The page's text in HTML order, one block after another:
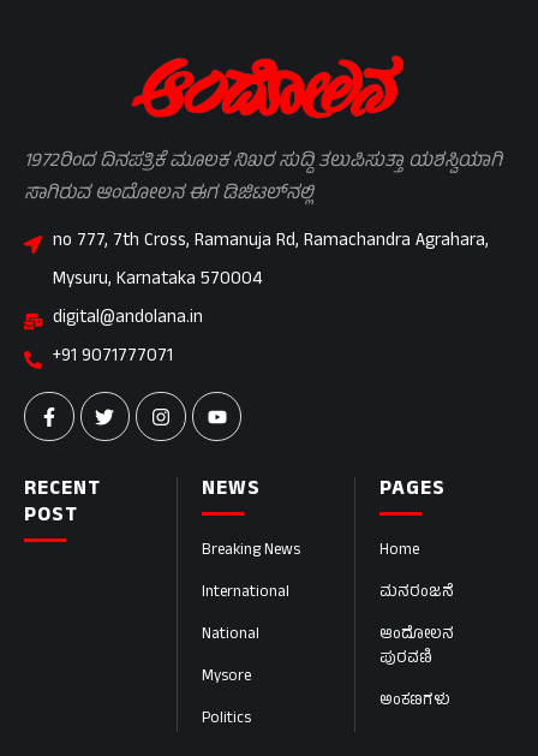
PAGES
Home
ಮನರಂಜನೆ
ಆಂದೋಲನ
ಪುರವಣಿ
ಅಂಕಣಗಳು
NEWS
Breaking News
International
National
Mysore
Politics
RECENT
POST
1972ರಿಂದ ದಿನಪತ್ರಿಕೆ ಮೂಲಕ ನಿಖರ ಸುದ್ದಿ ತಲುಪಿಸುತ್ತಾ ಯಶಸ್ವಿಯಾಗಿ
ಸಾಗಿರುವ ಆಂದೋಲನ ಈಗ ಡಿಜಿಟಲ್‌ನಲ್ಲಿ
no 777, 7th Cross, Ramanuja Rd, Ramachandra Agrahara,
Mysuru, Karnataka 570004
digital@andolana.in
+91 9071777071